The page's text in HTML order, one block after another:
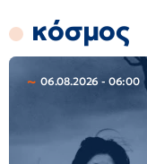
κόσμος
06.08.2026 - 06:00